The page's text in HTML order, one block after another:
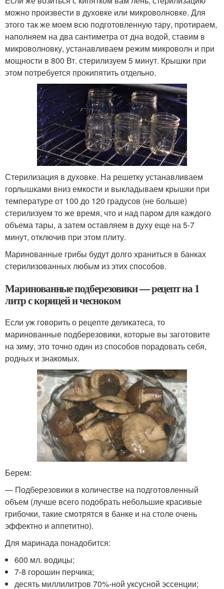
можно произвести в духовке или микроволновке. Для
этого так же моем всю подготовленную тару, протираем,
наполняем на два сантиметра от дна водой, ставим в
микроволновку, устанавливаем режим микроволн и при
мощности в 800 Вт. стерилизуем 5 минут. Крышки при
этом потребуется прокипятить отдельно.
Стерилизация в духовке. На решетку устанавливаем
горлышками вниз емкости и выкладываем крышки при
температуре от 100 до 120 градусов (не больше)
стерилизуем то же время, что и над паром для каждого
объема тары, а затем оставляем в духу еще на 5-7
минут, отключив при этом плиту.
Маринованные грибы будут долго храниться в банках
стерилизованных любым из этих способов.
Маринованные подберезовики — рецепт на 1
литр с корицей и чесноком
Если уж говорить о рецепте деликатеса, то
маринованные подберезовики, которые вы заготовите
на зиму, это точно один из способов порадовать себя,
родных и знакомых.
Берем:
— Подберезовики в количестве на подготовленный
объем (лучше всего подобрать небольшие красивые
грибочки, такие смотрятся в банке и на столе очень
эффектно и аппетитно).
Для маринада понадобится:
600 мл. водицы;
7-8 горошин перчика;
десять миллилитров 70%-ной уксусной эссенции;